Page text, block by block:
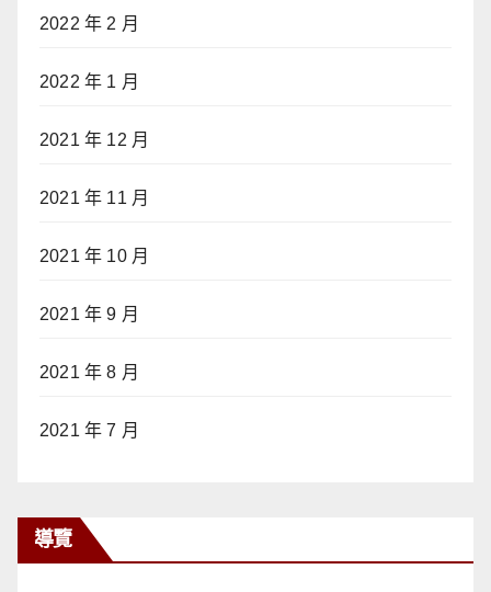
2022 年 2 月
2022 年 1 月
2021 年 12 月
2021 年 11 月
2021 年 10 月
2021 年 9 月
2021 年 8 月
2021 年 7 月
導覽